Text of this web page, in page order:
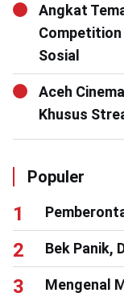
Angkat
Competition
Sosial
Aceh
Khusus
Populer
Bek Panik,
Mengenal